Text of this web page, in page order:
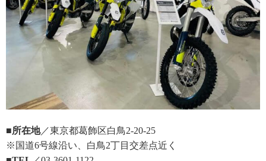
■所在地／東京都葛飾区白鳥2-20-25
※国道6号線沿い、白鳥2丁目交差点近く